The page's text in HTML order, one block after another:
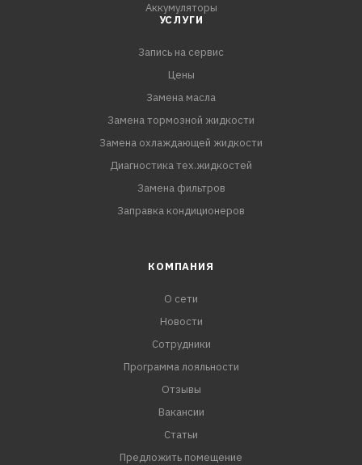
Аккумуляторы
УСЛУГИ
Запись на сервис
Цены
Замена масла
Замена тормозной жидкости
Замена охлаждающей жидкости
Диагностика тех.жидкостей
Замена фильтров
Заправка кондиционеров
КОМПАНИЯ
О сети
Новости
Сотрудники
Программа лояльности
Отзывы
Вакансии
Статьи
Предложить помещение